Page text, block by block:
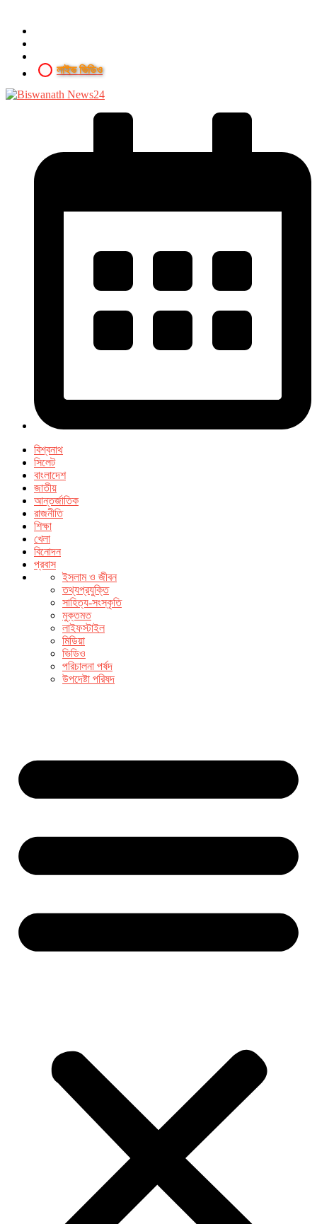
লাইভ ভিডিও
বিশ্বনাথ
সিলেট
বাংলাদেশ
জাতীয়
আন্তর্জাতিক
রাজনীতি
শিক্ষা
খেলা
বিনোদন
প্রবাস
ইসলাম ও জীবন
তথ্যপ্রযুক্তি
সাহিত্য-সংস্কৃতি
মুক্তমত
লাইফস্টাইল
মিডিয়া
ভিডিও
পরিচালনা পর্ষদ
উপদেষ্টা পরিষদ